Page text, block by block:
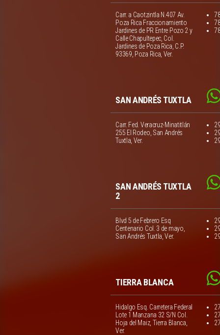
Carr. a Caotzintla N.407 Av.
Poza Rica Fraccionamiento
Jardines de PR Entre Pozo 2 y
Calle Chapultepec, Col.
Jardines de Poza Rica, C.P.
93369, Poza Rica, Ver.
SAN ANDRÉS TUXTLA
Carr. Fed. Veracruz-Minatitlán
255 El Rodeo, San Andrés
Tuxtla, Ver.
SAN ANDRÉS TUXTLA
2
Blvd 5 de Febrero Esq
Centenario Col. 3 de mayo,
San Andrés Tuxtla, Ver.
TIERRA BLANCA
Hidalgo Esq. Carretera Federal
Lote 1 Manzana 32 S/N Col.
Hoja del Maiz, Tierra Blanca,
Ver.